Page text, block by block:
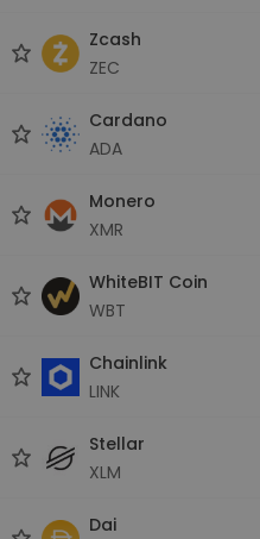
Zcash
ZEC
Cardano
ADA
Monero
XMR
WhiteBIT Coin
WBT
Chainlink
LINK
Stellar
XLM
Dai